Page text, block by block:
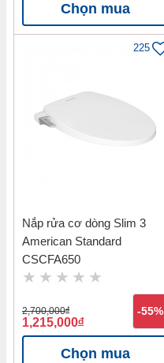
Chọn mua
225
Nắp rửa cơ dòng Slim 3
American Standard
CSCFA650
2,700,000đ
1,215,000đ
-55%
Chọn mua